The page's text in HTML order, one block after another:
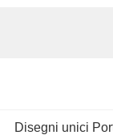
Disegni unici